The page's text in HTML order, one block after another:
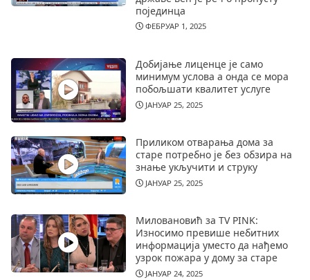
појединца
ФЕБРУАР 1, 2025
Добијање лиценце је само
минимум услова а онда се мора
побољшати квалитет услуге
ЈАНУАР 25, 2025
Приликом отварања дома за
старе потребно је без обзира на
знање укључити и струку
ЈАНУАР 25, 2025
Миловановић за TV PINK:
Износимо превише небитних
информација уместо да нађемо
узрок пожара у дому за старе
ЈАНУАР 24, 2025